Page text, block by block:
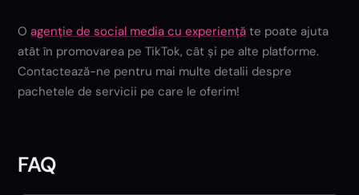
Oagenție de social media cu experiență te poate ajuta
atât în promovarea pe TikTok, cât și pe alte platforme.
Contactează-ne pentru mai multe detalii despre
pachetele de servicii pe care le oferim!
FAQ